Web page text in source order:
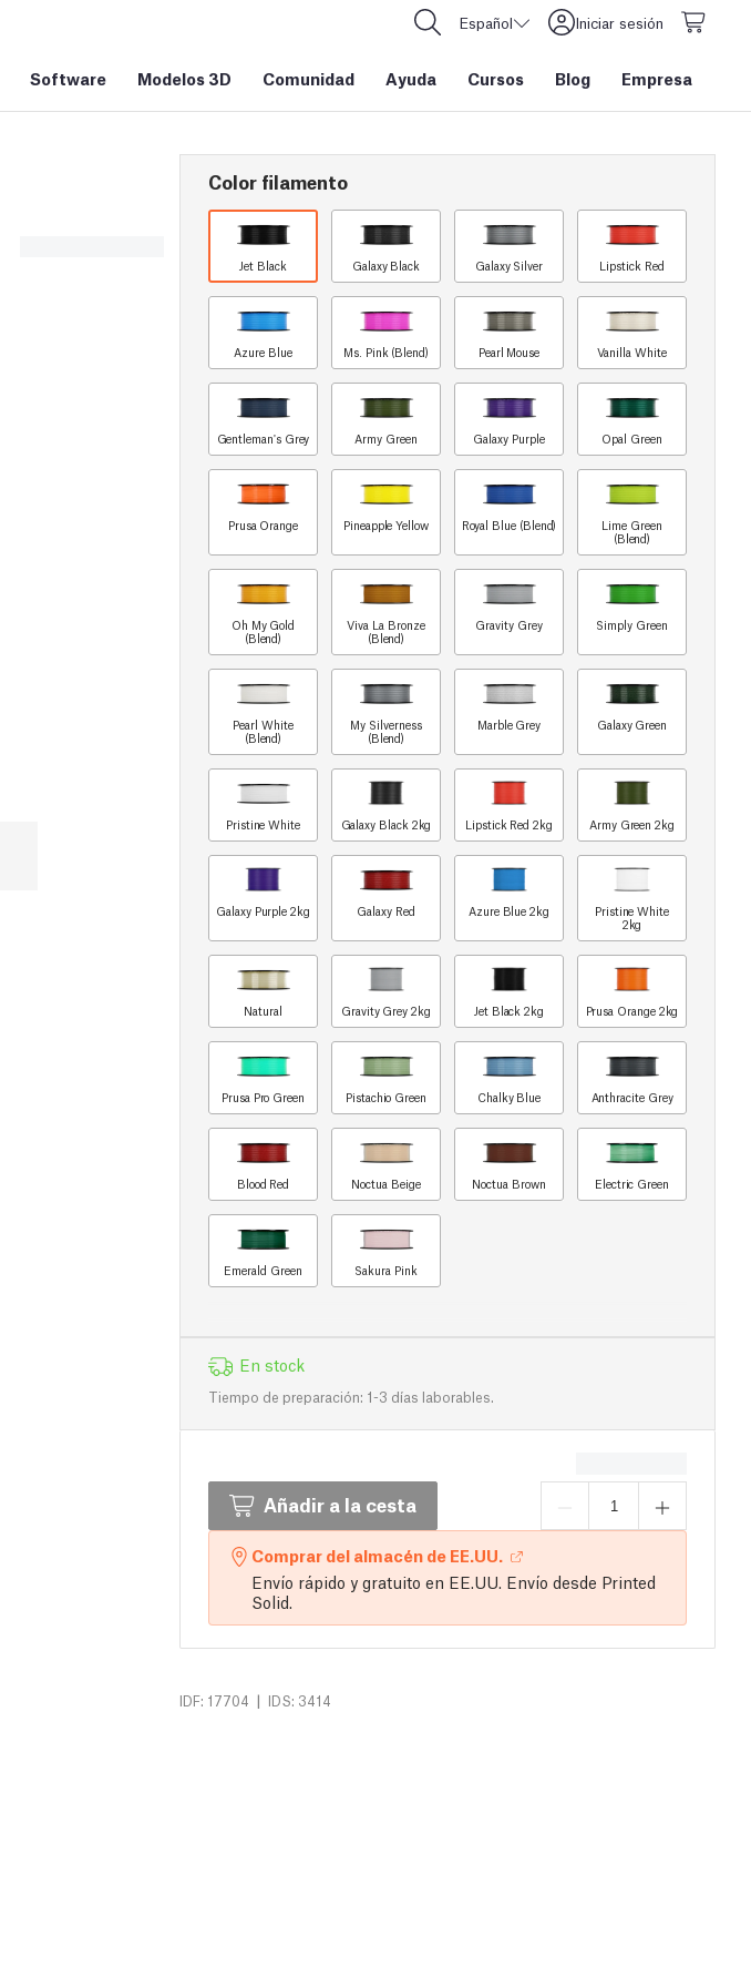
Español Iniciar sesión
Software Modelos 3D Comunidad Ayuda Cursos Blog Empresa
Color filamento
Jet Black Galaxy Black Galaxy Silver Lipstick Red
Azure Blue Ms. Pink (Blend) Pearl Mouse Vanilla White
Gentleman's Grey Army Green Galaxy Purple Opal Green
Prusa Orange Pineapple Yellow Royal Blue (Blend)
Lime Green
(Blend)
Oh My Gold
(Blend)
Viva La Bronze
(Blend)
Gravity Grey Simply Green
Pearl White
(Blend)
My Silverness
(Blend)
Marble Grey Galaxy Green
Pristine White Galaxy Black 2kg Lipstick Red 2kg Army Green 2kg
Galaxy Purple 2kg Galaxy Red Azure Blue 2kg
Pristine White
2kg
Natural Gravity Grey 2kg Jet Black 2kg Prusa Orange 2kg
Prusa Pro Green Pistachio Green Chalky Blue Anthracite Grey
Blood Red Noctua Beige Noctua Brown Electric Green
Emerald Green Sakura Pink
En stock
Tiempo de preparación: 1-3 días laborables.
Añadir a la cesta
Comprar del almacén de EE.UU.
Envío rápido y gratuito en EE.UU. Envío desde Printed
Solid.
IDF: 17704 | IDS: 3414